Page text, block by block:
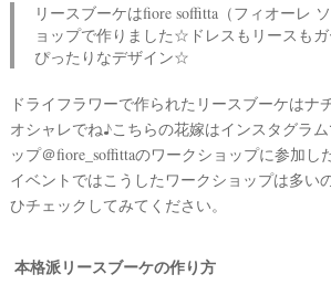
リースブーケはfiore soffitta（フィオーレ
ョップで作りました☆ドレスもリースも
ぴったりなデザイン☆
ドライフラワーで作られたリースブーケはナ
オシャレでね♪こちらの花嫁はインスタグラ
ップ＠fiore_soffittaのワークショップに参加し
イベントではこうしたワークショップは多い
ひチェックしてみてください。
本格派リースブーケの作り方